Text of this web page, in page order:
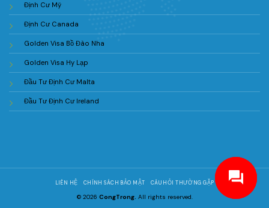
Định Cư Mỹ
Định Cư Canada
Golden Visa Bồ Đào Nha
Golden Visa Hy Lạp
Đầu Tư Định Cư Malta
Đầu Tư Định Cư Ireland
LIÊN HỆ CHÍNH SÁCH BẢO MẬT CÂU HỎI THƯỜNG GẶP
© 2026 CongTrong. All rights reserved.